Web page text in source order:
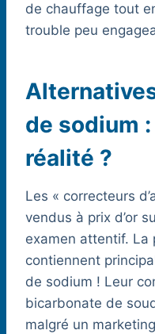
de chauffage tout
trouble peu
de sodium
réalité ?
Les « correcteurs
vendus à prix d’or
examen attentif. La
contiennent
de sodium ! Leur
bicarbonate de
malgré un